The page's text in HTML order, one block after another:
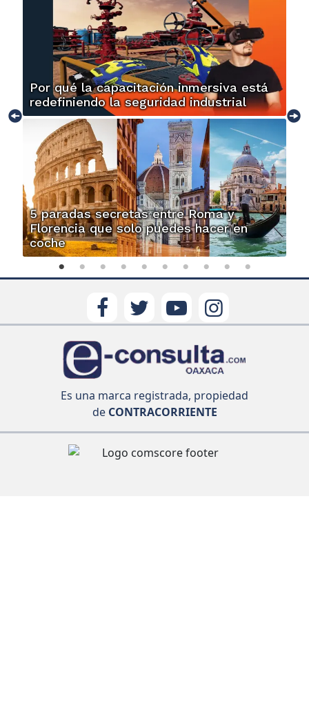
Por qué la capacitación inmersiva está
redefiniendo la seguridad industrial
5 paradas secretas entre Roma y
Florencia que solo puedes hacer en
coche
Es una marca registrada, propiedad
deCONTRACORRIENTE